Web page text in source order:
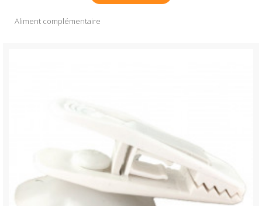
Aliment complémentaire